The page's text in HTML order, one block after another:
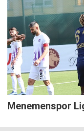
Menemenspor